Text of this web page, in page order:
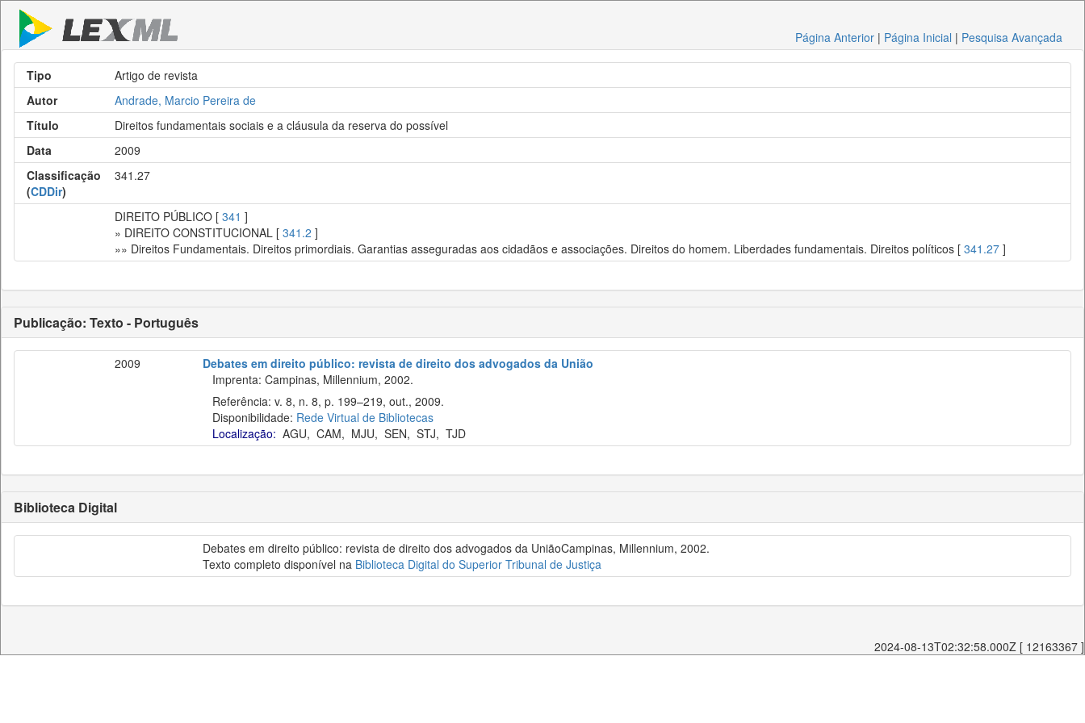
Página Anterior | Página Inicial | Pesquisa Avançada
Tipo
Artigo de revista
Autor
Andrade, Marcio Pereira de
Título
Direitos fundamentais sociais e a cláusula da reserva do possível
Data
2009
Classificação
(CDDir)
341.27
DIREITO PÚBLICO [ 341 ]
» DIREITO CONSTITUCIONAL [ 341.2 ]
»» Direitos Fundamentais. Direitos primordiais. Garantias asseguradas aos cidadãos e associações. Direitos do homem. Liberdades fundamentais. Direitos políticos [ 341.27 ]
Publicação: Texto - Português
2009
Debates em direito público: revista de direito dos advogados da União
Imprenta: Campinas, Millennium, 2002.
Referência: v. 8, n. 8, p. 199–219, out., 2009.
Disponibilidade: Rede Virtual de Bibliotecas
Localização: AGU, CAM, MJU, SEN, STJ, TJD
Biblioteca Digital
Debates em direito público: revista de direito dos advogados da UniãoCampinas, Millennium, 2002.
Texto completo disponível na Biblioteca Digital do Superior Tribunal de Justiça
2024-08-13T02:32:58.000Z [ 12163367 ]